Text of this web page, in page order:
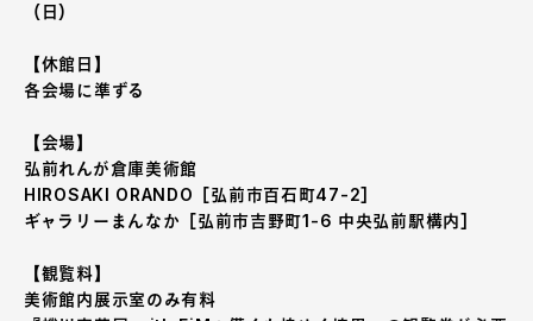
（日）
【休館日】
各会場に準ずる
【会場】
弘前れんが倉庫美術館
HIROSAKI ORANDO［弘前市百石町47-2］
ギャラリーまんなか［弘前市吉野町1-6 中央弘前駅構内］
【観覧料】
美術館内展示室のみ有料